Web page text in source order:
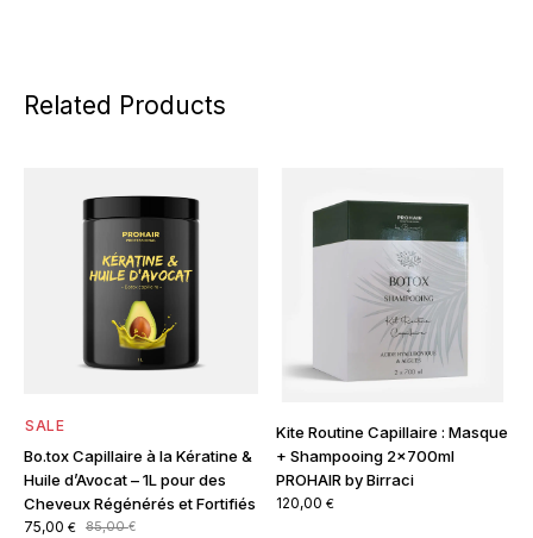
Related Products
SALE
Bo.tox Capillaire à la Kératine &
Huile d’Avocat – 1L pour des
Cheveux Régénérés et Fortifiés
85,00€
Le
75,00 €
Le
Kite Routine Capillaire : Masque
+ Shampooing 2x700ml
PROHAIR by Birraci
120,00 €